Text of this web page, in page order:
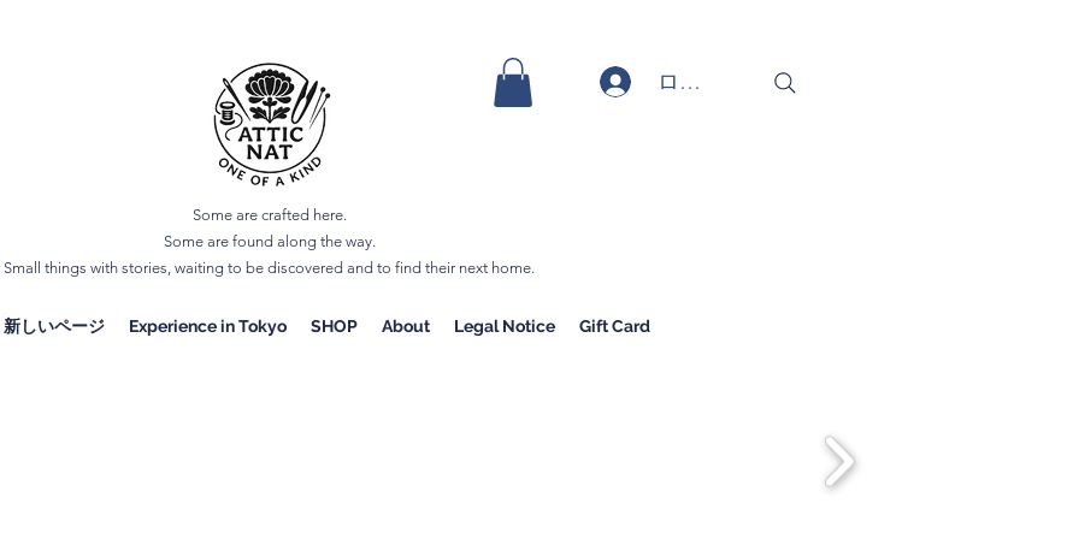
ログイン
Some are crafted here.
Some are found along the way.
Small things with stories, waiting to be discovered and to find their next home.
新しいページ Experience in Tokyo SHOP About Legal Notice Gift Card